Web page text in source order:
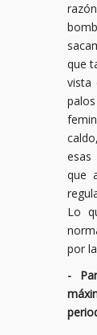
que
vista
que
Lo
por
-